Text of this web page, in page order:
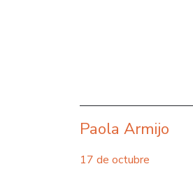
Paola Armijo
17 de octubre